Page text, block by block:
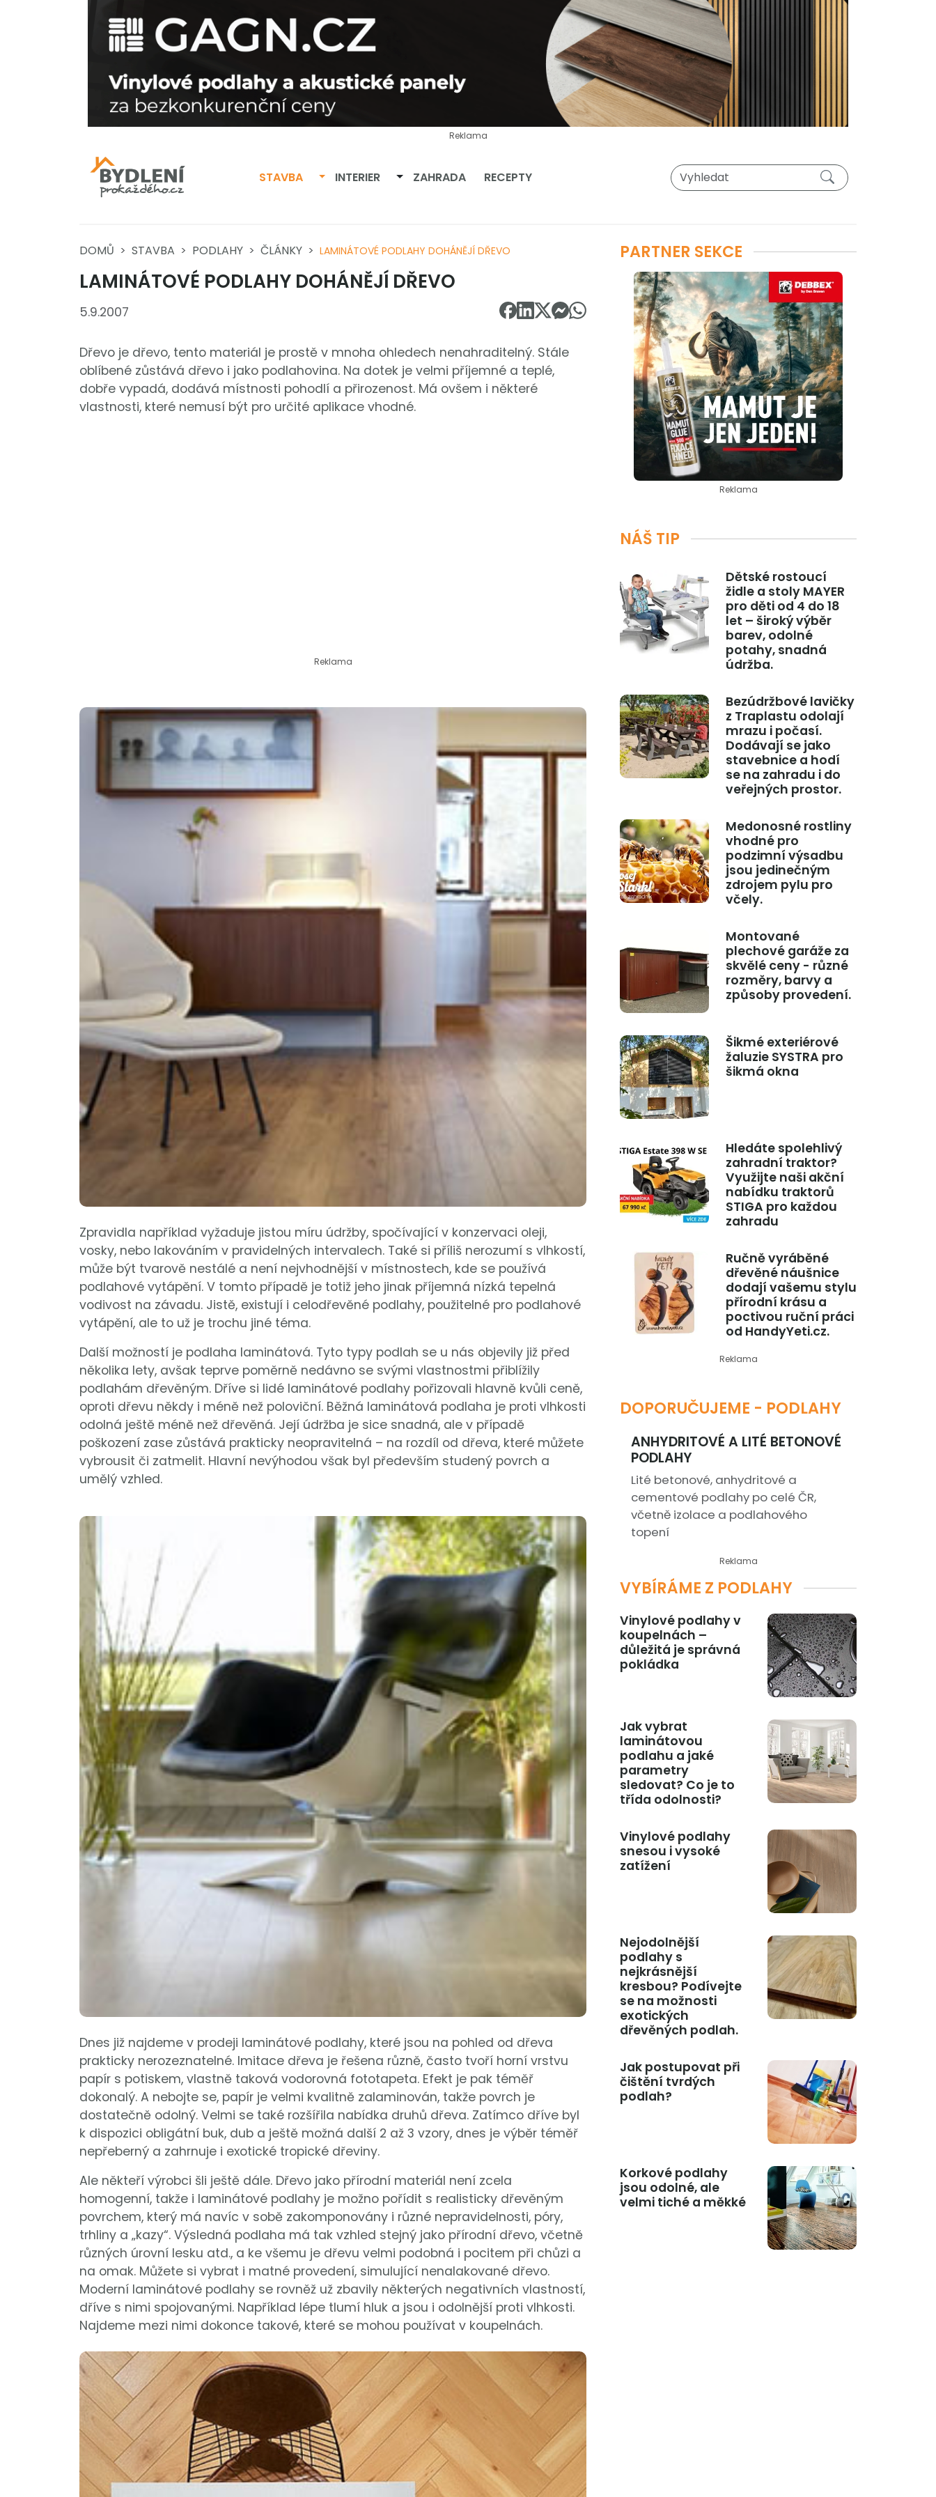
Reklama
STAVBA Přepnout dropdown
INTERIER Přepnout dropdown
ZAHRADA RECEPTY
DOMŮ STAVBA PODLAHY ČLÁNKY LAMINÁTOVÉ PODLAHY DOHÁNĚJÍ DŘEVO
LAMINÁTOVÉ PODLAHY DOHÁNĚJÍ DŘEVO
5.9.2007
Dřevo je dřevo, tento materiál je prostě v mnoha ohledech nenahraditelný. Stále
oblíbené zůstává dřevo i jako podlahovina. Na dotek je velmi příjemné a teplé,
dobře vypadá, dodává místnosti pohodlí a přirozenost. Má ovšem i některé
vlastnosti, které nemusí být pro určité aplikace vhodné.
Reklama
Zpravidla například vyžaduje jistou míru údržby, spočívající v konzervaci oleji,
vosky, nebo lakováním v pravidelných intervalech. Také si příliš nerozumí s vlhkostí,
může být tvarově nestálé a není nejvhodnější v místnostech, kde se používá
podlahové vytápění. V tomto případě je totiž jeho jinak příjemná nízká tepelná
vodivost na závadu. Jistě, existují i celodřevěné podlahy, použitelné pro podlahové
vytápění, ale to už je trochu jiné téma.
Další možností je podlaha laminátová. Tyto typy podlah se u nás objevily již před
několika lety, avšak teprve poměrně nedávno se svými vlastnostmi přiblížily
podlahám dřevěným. Dříve si lidé laminátové podlahy pořizovali hlavně kvůli ceně,
oproti dřevu někdy i méně než poloviční. Běžná laminátová podlaha je proti vlhkosti
odolná ještě méně než dřevěná. Její údržba je sice snadná, ale v případě
poškození zase zůstává prakticky neopravitelná – na rozdíl od dřeva, které můžete
vybrousit či zatmelit. Hlavní nevýhodou však byl především studený povrch a
umělý vzhled.
Dnes již najdeme v prodeji laminátové podlahy, které jsou na pohled od dřeva
prakticky nerozeznatelné. Imitace dřeva je řešena různě, často tvoří horní vrstvu
papír s potiskem, vlastně taková vodorovná fototapeta. Efekt je pak téměř
dokonalý. A nebojte se, papír je velmi kvalitně zalaminován, takže povrch je
dostatečně odolný. Velmi se také rozšířila nabídka druhů dřeva. Zatímco dříve byl
k dispozici obligátní buk, dub a ještě možná další 2 až 3 vzory, dnes je výběr téměř
nepřeberný a zahrnuje i exotické tropické dřeviny.
Ale někteří výrobci šli ještě dále. Dřevo jako přírodní materiál není zcela
homogenní, takže i laminátové podlahy je možno pořídit s realisticky dřevěným
povrchem, který má navíc v sobě zakomponovány i různé nepravidelnosti, póry,
trhliny a „kazy“. Výsledná podlaha má tak vzhled stejný jako přírodní dřevo, včetně
různých úrovní lesku atd., a ke všemu je dřevu velmi podobná i pocitem při chůzi a
na omak. Můžete si vybrat i matné provedení, simulující nenalakované dřevo.
Moderní laminátové podlahy se rovněž už zbavily některých negativních vlastností,
dříve s nimi spojovanými. Například lépe tlumí hluk a jsou i odolnější proti vlhkosti.
Najdeme mezi nimi dokonce takové, které se mohou používat v koupelnách.
PARTNER SEKCE
Reklama
NÁŠ TIP
Dětské rostoucí
židle a stoly MAYER
pro děti od 4 do 18
let – široký výběr
barev, odolné
potahy, snadná
údržba.
Bezúdržbové lavičky
z Traplastu odolají
mrazu i počasí.
Dodávají se jako
stavebnice a hodí
se na zahradu i do
veřejných prostor.
Medonosné rostliny
vhodné pro
podzimní výsadbu
jsou jedinečným
zdrojem pylu pro
včely.
Montované
plechové garáže za
skvělé ceny - různé
rozměry, barvy a
způsoby provedení.
Šikmé exteriérové
žaluzie SYSTRA pro
šikmá okna
Hledáte spolehlivý
zahradní traktor?
Využijte naši akční
nabídku traktorů
STIGA pro každou
zahradu
Ručně vyráběné
dřevěné náušnice
dodají vašemu stylu
přírodní krásu a
poctivou ruční práci
od HandyYeti.cz.
Reklama
DOPORUČUJEME - PODLAHY
ANHYDRITOVÉ A LITÉ BETONOVÉ
PODLAHY
Lité betonové, anhydritové a
cementové podlahy po celé ČR,
včetně izolace a podlahového
topení
Reklama
VYBÍRÁME Z PODLAHY
Vinylové podlahy v
koupelnách –
důležitá je správná
pokládka
Jak vybrat
laminátovou
podlahu a jaké
parametry
sledovat? Co je to
třída odolnosti?
Vinylové podlahy
snesou i vysoké
zatížení
Nejodolnější
podlahy s
nejkrásnější
kresbou? Podívejte
se na možnosti
exotických
dřevěných podlah.
Jak postupovat při
čištění tvrdých
podlah?
Korkové podlahy
jsou odolné, ale
velmi tiché a měkké